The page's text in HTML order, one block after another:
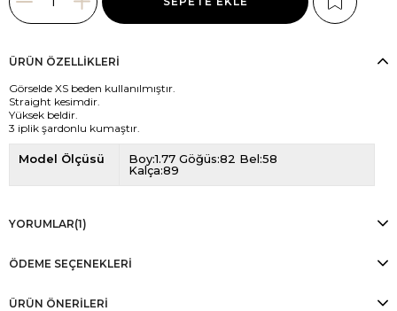
ÜRÜN ÖZELLIKLERI
Görselde XS beden kullanılmıştır.
Straight kesimdir.
Yüksek beldir.
3 iplik şardonlu kumaştır.
Model Ölçüsü
Boy:1.77 Göğüs:82 Bel:58
Kalça:89
YORUMLAR(1)
ÖDEME SEÇENEKLERI
ÜRÜN ÖNERILERI